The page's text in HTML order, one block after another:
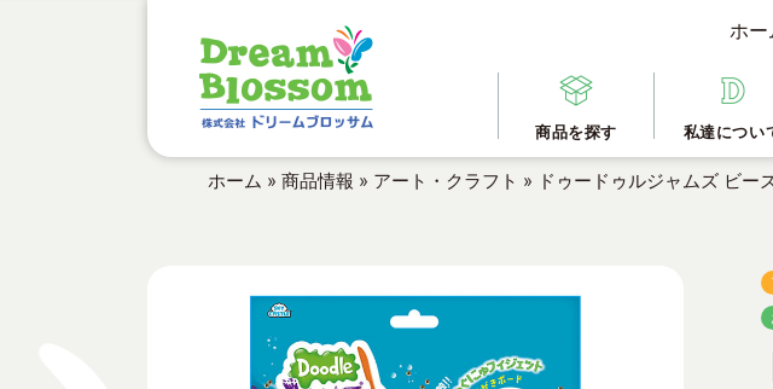
ホー
商品を探す 私達につい
ホーム » 商品情報 » アート・クラフト » ドゥードゥルジャムズ ビー